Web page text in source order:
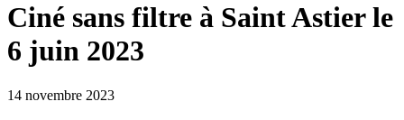
Ciné sans filtre à Saint Astier le
6 juin 2023
14 novembre 2023